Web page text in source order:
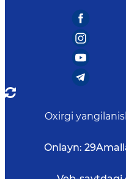
Oxirgi
Onlayn: 29